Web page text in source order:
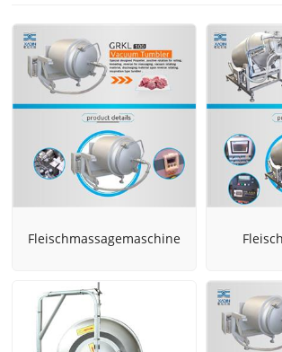
Fleischmassagemaschine